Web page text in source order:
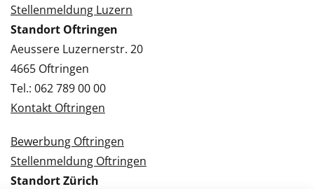
Stellenmeldung Luzern
Standort Oftringen
Aeussere Luzernerstr. 20
4665 Oftringen
Tel.: 062 789 00 00
Kontakt Oftringen
Bewerbung Oftringen
Stellenmeldung Oftringen
Standort Zürich